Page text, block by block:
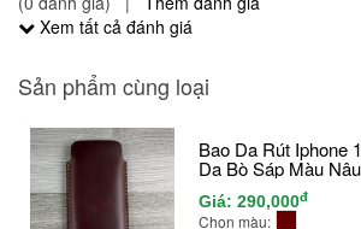
Xem tất cả đánh giá
Sản phẩm cùng loại
Bao Da Rút Iphone
Da Bò Sáp Màu
Giá: 290,000đ
Chọn màu: